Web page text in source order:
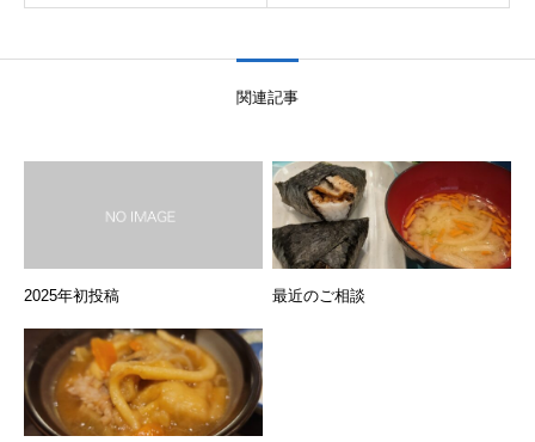
関連記事
2025年初投稿 最近のご相談